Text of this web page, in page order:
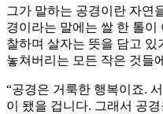
그가 말하는 공경이란 자연
경이라는 말에는 쌀 한 톨이
찰하며 살자는 뜻을 담고 있
놓쳐버리는 모든 작은 것들
“공경은 거룩한 행복이죠.
이 됐을 겁니다. 그래서 공